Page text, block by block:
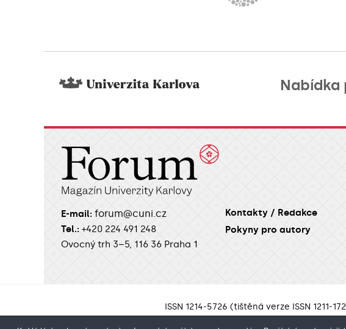
Nabídka
E-mail: forum@cuni.cz
Tel.: +420 224 491 248
Ovocný trh 3–5, 116 36 Praha 1
Kontakty / Redakce
Pokyny pro autory
ISSN 1214-5726 (tištěná verze ISSN